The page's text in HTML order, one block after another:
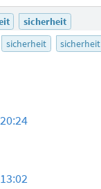
sicherheit
sicherheit sicherheit